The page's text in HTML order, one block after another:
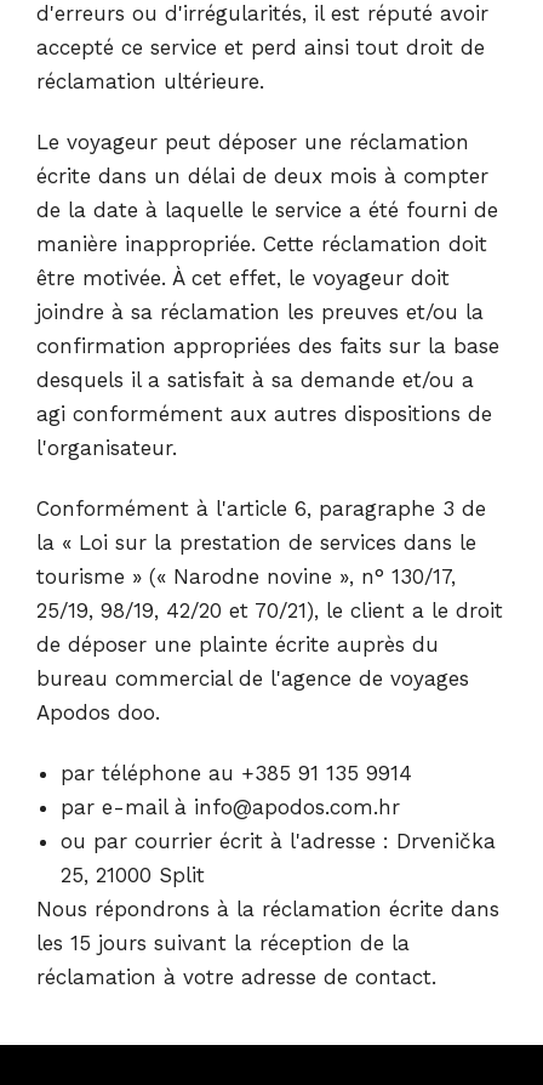
d'erreurs ou d'irrégularités, il est réputé avoir
accepté ce service et perd ainsi tout droit de
réclamation ultérieure.
Le voyageur peut déposer une réclamation
écrite dans un délai de deux mois à compter
de la date à laquelle le service a été fourni de
manière inappropriée. Cette réclamation doit
être motivée. À cet effet, le voyageur doit
joindre à sa réclamation les preuves et/ou la
confirmation appropriées des faits sur la base
desquels il a satisfait à sa demande et/ou a
agi conformément aux autres dispositions de
l'organisateur.
Conformément à l'article 6, paragraphe 3 de
la « Loi sur la prestation de services dans le
tourisme » (« Narodne novine », n° 130/17,
25/19, 98/19, 42/20 et 70/21), le client a le droit
de déposer une plainte écrite auprès du
bureau commercial de l'agence de voyages
Apodos doo.
par téléphone au +385 91 135 9914
par e-mail à info@apodos.com.hr
ou par courrier écrit à l'adresse : Drvenička
25, 21000 Split
Nous répondrons à la réclamation écrite dans
les 15 jours suivant la réception de la
réclamation à votre adresse de contact.